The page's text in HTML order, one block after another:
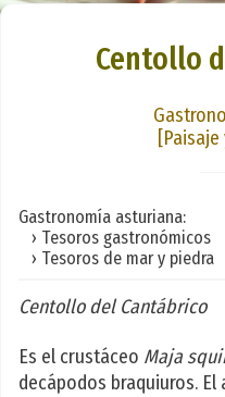
Centollo
Gastronomía asturiana:
› Tesoros gastronómicos
› Tesoros de mar y piedra
Centollo del Cantábrico
Es el crustáceo Maja
decápodos braquiuros.